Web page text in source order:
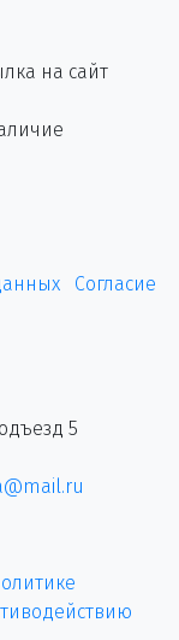
на сайт
Согласие
5